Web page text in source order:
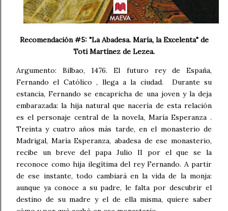
Recomendación #5: "La Abadesa. María, la Excelenta" de
Toti Martínez de Lezea.
Argumento: Bilbao, 1476. El futuro rey de España,
Fernando el Católico , llega a la ciudad. Durante su
estancia, Fernando se encapricha de una joven y la deja
embarazada: la hija natural que nacería de esta relación
es el personaje central de la novela, María Esperanza .
Treinta y cuatro años más tarde, en el monasterio de
Madrigal, María Esperanza, abadesa de ese monasterio,
recibe un breve del papa Julio II por el que se la
reconoce como hija ilegítima del rey Fernando. A partir
de ese instante, todo cambiará en la vida de la monja:
aunque ya conoce a su padre, le falta por descubrir el
destino de su madre y el de ella misma, quiere saber